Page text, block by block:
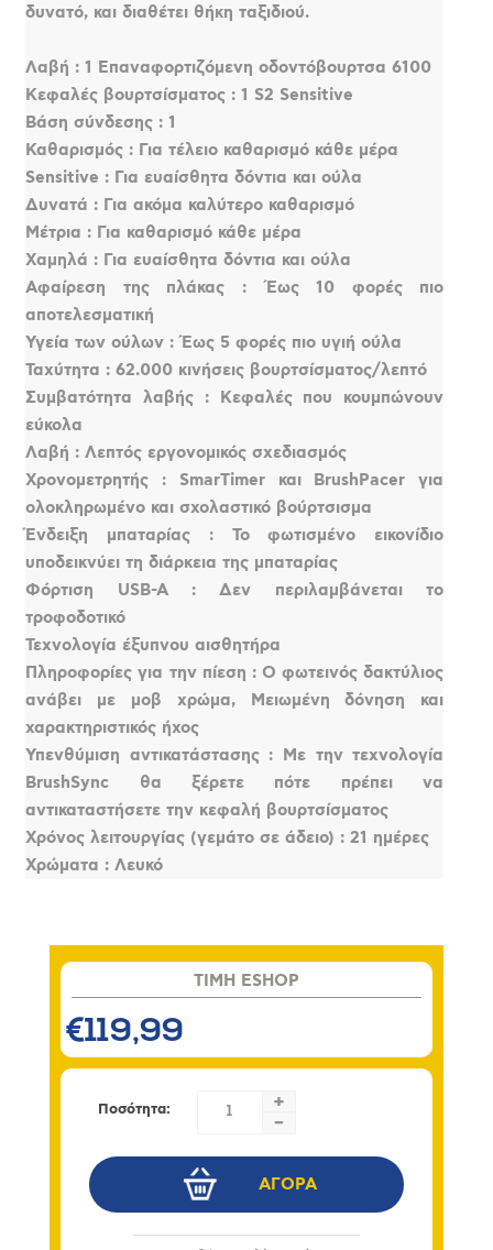
δυνατό, και διαθέτει θήκη ταξιδιού.
Λαβή : 1 Επαναφορτιζόμενη οδοντόβουρτσα 6100
Κεφαλές βουρτσίσματος : 1 S2 Sensitive
Βάση σύνδεσης : 1
Καθαρισμός : Για τέλειο καθαρισμό κάθε μέρα
Sensitive : Για ευαίσθητα δόντια και ούλα
Δυνατά : Για ακόμα καλύτερο καθαρισμό
Μέτρια : Για καθαρισμό κάθε μέρα
Χαμηλά : Για ευαίσθητα δόντια και ούλα
Αφαίρεση της πλάκας : Έως 10 φορές πιο
αποτελεσματική
Υγεία των ούλων : Έως 5 φορές πιο υγιή ούλα
Ταχύτητα : 62.000 κινήσεις βουρτσίσματος/λεπτό
Συμβατότητα λαβής : Κεφαλές που κουμπώνουν
εύκολα
Λαβή : Λεπτός εργονομικός σχεδιασμός
Χρονομετρητής : SmarTimer και BrushPacer για
ολοκληρωμένο και σχολαστικό βούρτσισμα
Ένδειξη μπαταρίας : Το φωτισμένο εικονίδιο
υποδεικνύει τη διάρκεια της μπαταρίας
Φόρτιση USB-A : Δεν περιλαμβάνεται το
τροφοδοτικό
Τεχνολογία έξυπνου αισθητήρα
Πληροφορίες για την πίεση : Ο φωτεινός δακτύλιος
ανάβει με μοβ χρώμα, Μειωμένη δόνηση και
χαρακτηριστικός ήχος
Υπενθύμιση αντικατάστασης : Με την τεχνολογία
BrushSync θα ξέρετε πότε πρέπει να
αντικαταστήσετε την κεφαλή βουρτσίσματος
Χρόνος λειτουργίας (γεμάτο σε άδειο) : 21 ημέρες
Χρώματα : Λευκό
TIMH ESHOP
€119,99
Ποσότητα:
+
-